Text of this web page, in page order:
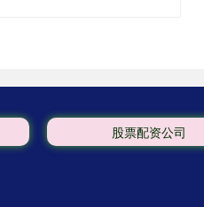
股票配资公司